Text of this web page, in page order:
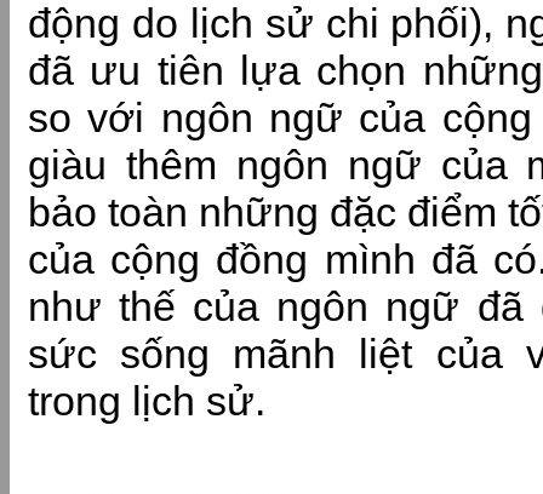
động do lịch sử chi phối),
đã ưu tiên lựa chọn
so với ngôn ngữ của
giàu thêm ngôn ngữ của
bảo toàn những đặc điểm
của cộng đồng mình đã
như thế của ngôn ngữ đã
sức sống mãnh liệt của
trong lịch sử.